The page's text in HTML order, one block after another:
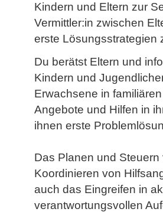
Kindern und Eltern zur
Vermittler:in zwischen
erste Lösungsstrategien
Du berätst Eltern und
Kindern und
Erwachsene in
Angebote und Hilfen in
ihnen erste
Das Planen und
Koordinieren von
auch das Eingreifen in
verantwortungsvollen